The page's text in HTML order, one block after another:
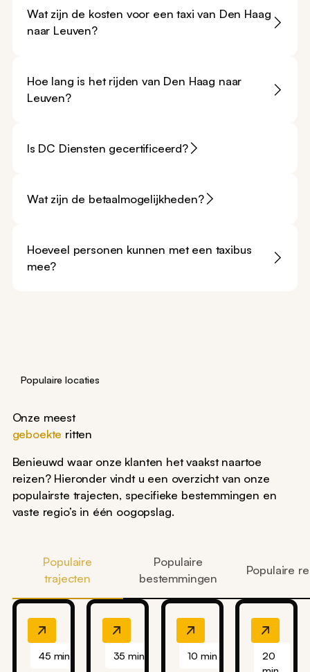
Wat zijn de kosten voor een taxi van Den Haag
naar Leuven?
Hoe lang is het rijden van Den Haag naar
Leuven?
Is DC Diensten gecertificeerd?
Wat zijn de betaalmogelijkheden?
Hoeveel personen kunnen met een taxibus
mee?
Populaire locaties
Onze meest
geboekte ritten
Benieuwd waar onze klanten het vaakst naartoe
reizen? Hieronder vindt u een overzicht van onze
populairste trajecten, specifieke bestemmingen en
vaste regio’s in één oogopslag.
Populaire
trajecten
Populaire
bestemmingen
Populaire
45 min 35 min 10 min
20